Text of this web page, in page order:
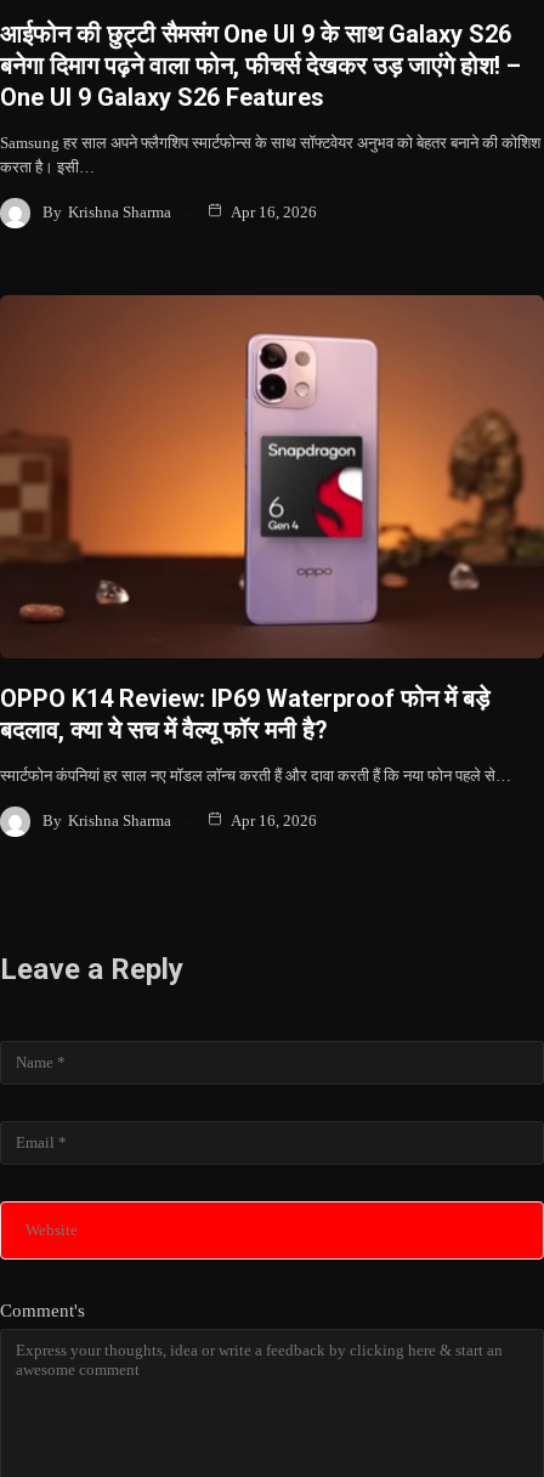
आईफोन की छुट्टी सैमसंग One UI 9 के साथ Galaxy S26
बनेगा दिमाग पढ़ने वाला फोन, फीचर्स देखकर उड़ जाएंगे होश! –
One UI 9 Galaxy S26 Features
Samsung हर साल अपने फ्लैगशिप स्मार्टफोन्स के साथ सॉफ्टवेयर अनुभव को बेहतर बनाने की कोशिश
करता है। इसी…
By Krishna Sharma Apr 16, 2026
OPPO K14 Review: IP69 Waterproof फोन में बड़े
बदलाव, क्या ये सच में वैल्यू फॉर मनी है?
स्मार्टफोन कंपनियां हर साल नए मॉडल लॉन्च करती हैं और दावा करती हैं कि नया फोन पहले से…
By Krishna Sharma Apr 16, 2026
Leave a Reply
Comment's